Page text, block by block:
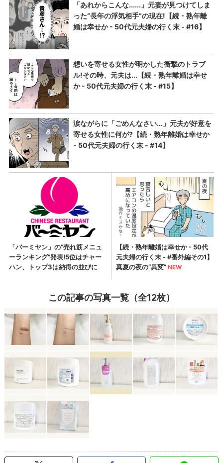
この記事の写真一覧（全12枚）